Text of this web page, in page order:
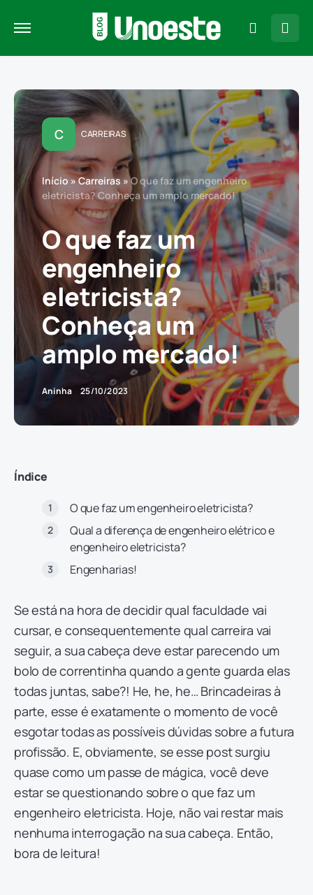
C CARREIRAS
Início»Carreiras»O que faz um engenheiro
eletricista? Conheça um amplo mercado!
O que faz um
engenheiro
eletricista?
Conheça um
amplo mercado!
Aninha 25/10/2023
Índice
O que faz um engenheiro eletricista?
Qual a diferença de engenheiro elétrico e
engenheiro eletricista?
Engenharias!
Se está na hora de decidir qual faculdade vai
cursar, e consequentemente qual carreira vai
seguir, a sua cabeça deve estar parecendo um
bolo de correntinha quando a gente guarda elas
todas juntas, sabe?! He, he, he… Brincadeiras à
parte, esse é exatamente o momento de você
esgotar todas as possíveis dúvidas sobre a futura
profissão. E, obviamente, se esse post surgiu
quase como um passe de mágica, você deve
estar se questionando sobre o que faz um
engenheiro eletricista. Hoje, não vai restar mais
nenhuma interrogação na sua cabeça. Então,
bora de leitura!